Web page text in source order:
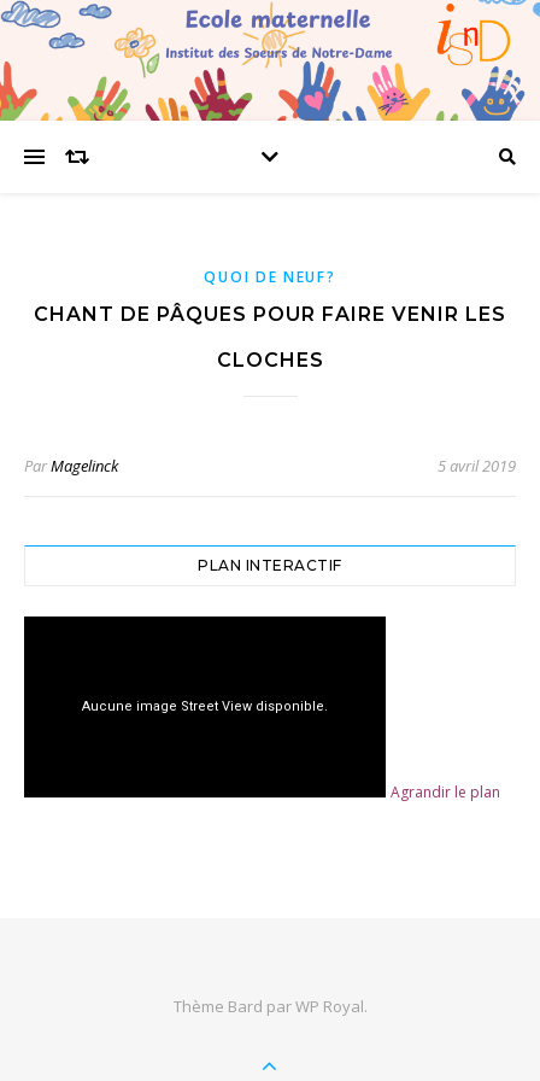
QUOI DE NEUF?
CHANT DE PÂQUES POUR FAIRE VENIR LES
CLOCHES
ParMagelinck 5 avril 2019
PLAN INTERACTIF
Agrandir le plan
Thème Bard parWP Royal.